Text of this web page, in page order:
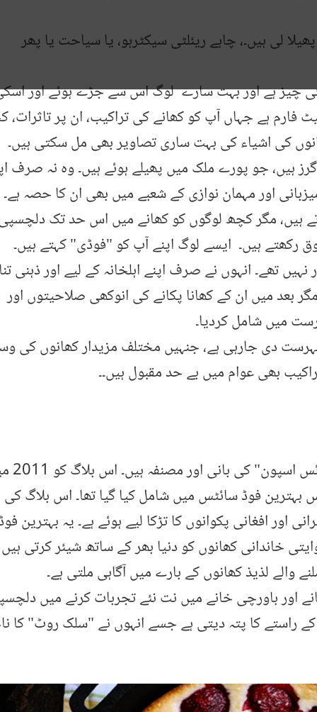
لی ہیں۔، چاہے ریئلٹی سیکٹرہو، یا سیاحت یا پھر
چیز ہے اور بہت سارے لوگ اس سے جڑے ہوئے اور
فارم ہے جہاں آپ کو کھانے کی تراکیب، ان پر
کی اشیاء کی بہت ساری تصاویر بھی مل سکتی ہیں۔
ہیں، جو پورے ملک میں پھیلے ہوئے ہیں۔ وہ نہ صرف
اور مہمان نوازی کے شعبے میں بھی ان کا حصہ ہے۔
ہیں، مگر کچھ لوگوں کو کھانے میں اس حد تک
ہیں۔ ایسے لوگ اپنے آپ کو "فوڈی" کہتے ہیں۔
تھے۔ انہوں نے صرف اپنے اہلخانہ کے لیے اور ذہنی
مگر بعد میں ان کے کھانا پکانے کی انوکھی صلاحیتوں اور
میں شامل کردیا۔
دی جارہی ہے، جنہیں مختلف مزیدار کھانوں کی
بھی عوام میں بے حد مقبول ہیں۔۔
شائمہ
فوڈ سائٹس میں شامل کیا گیا تھا۔ اس بلاگ کی
اور افغانی پکوانوں کا تڑکا لیے ہوئے ہے۔ یہ بہترین
خاندانی کھانوں کو دنیا بھر کے ساتھ شیئر کرتی
والے لذیذ کھانوں کے بارے میں آگاہی ملتی ہے۔
اور باورچی خانے میں نت نئے تجربات کرنے میں
راستے کا پتہ دیتی ہے جسے انہوں نے "سلک روٹ" کا